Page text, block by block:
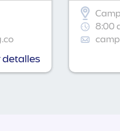
detalles
8:00